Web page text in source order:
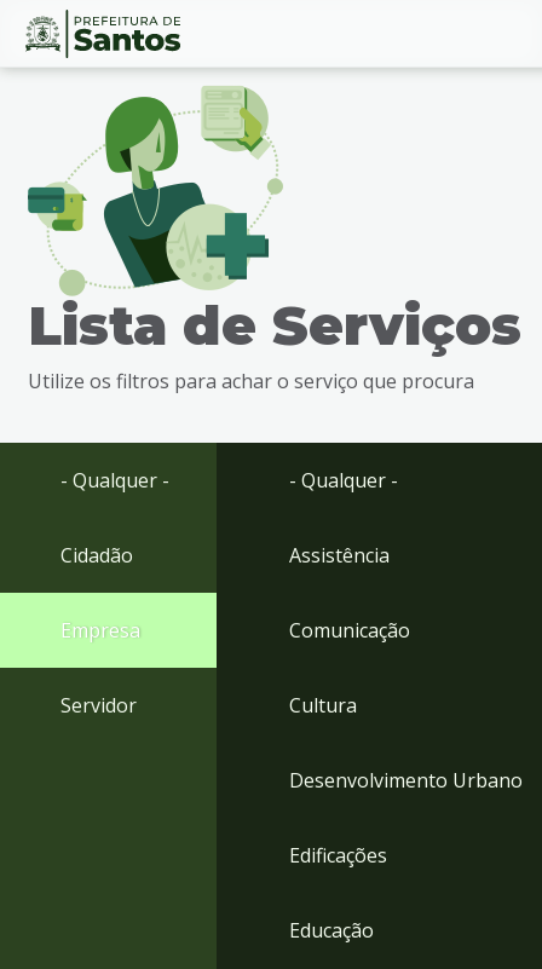
Ir
busca
Ir
Conteúdo
Lista de Serviços
Utilize os filtros para achar o serviço que procura
- Qualquer -
Cidadão
Empresa
Servidor
- Qualquer -
Assistência
Comunicação
Cultura
Desenvolvimento Urbano
Edificações
Educação